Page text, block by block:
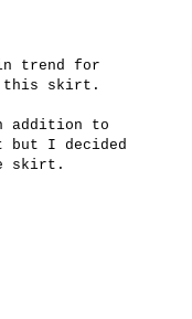
in trend for
this skirt.
addition to
but I decided
skirt.